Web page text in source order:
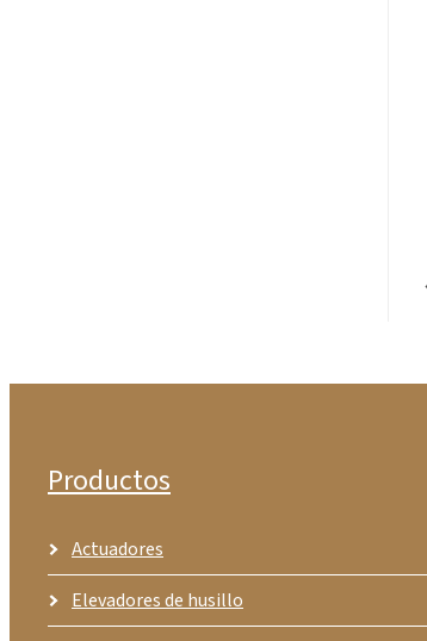
Productos
Actuadores
Elevadores de husillo